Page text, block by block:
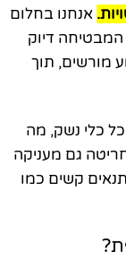
אנחנו בחלום
המבטיחה דיוק
מורשים, תוך
כלי נשק, מה
גם מעניקה
קשים כמו